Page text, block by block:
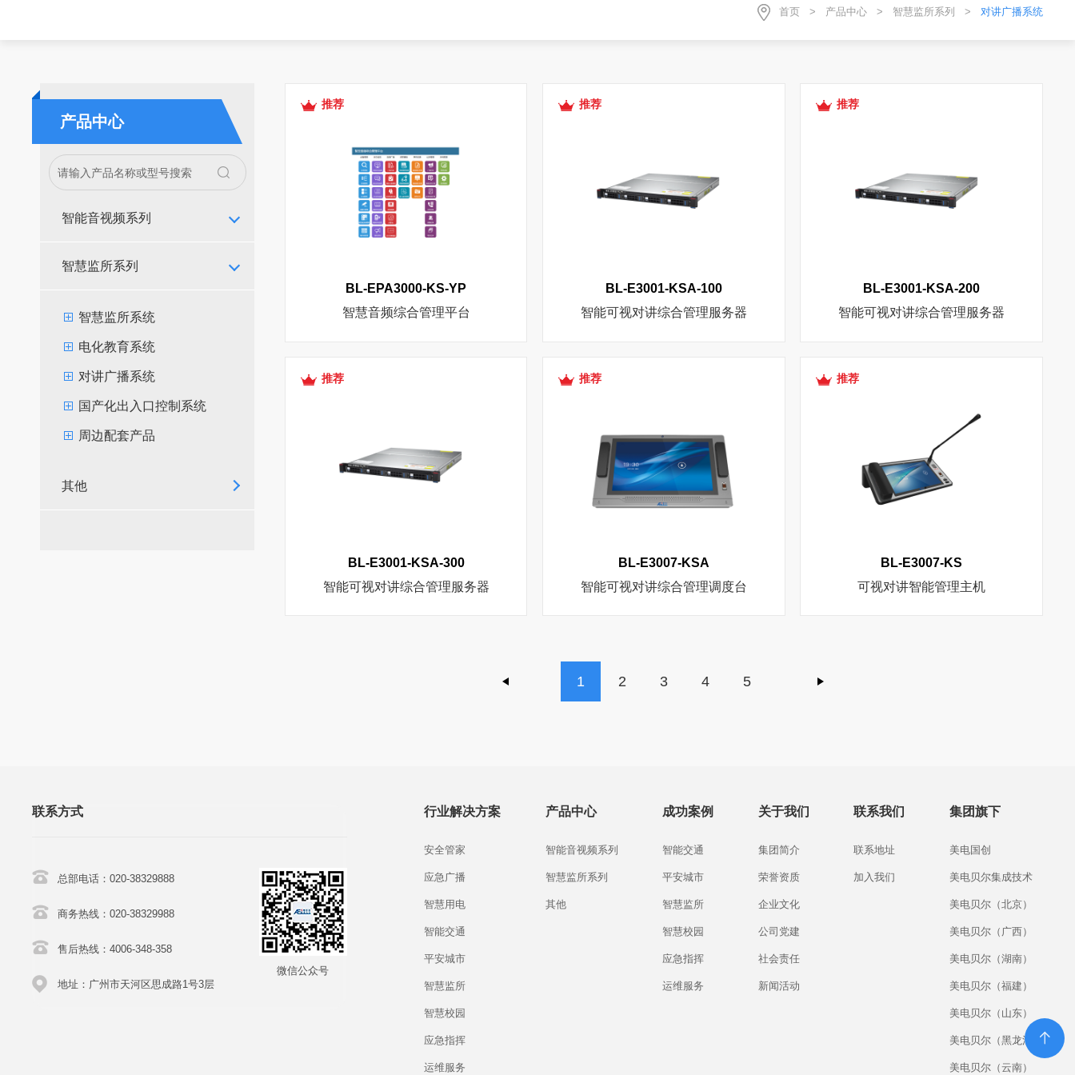
首页 > 产品中心 > 智慧监所系列 > 对讲广播系统
产品中心
智能音视频系列
智慧监所系列
智慧监所系统
电化教育系统
对讲广播系统
国产化出入口控制系统
周边配套产品
其他
推荐
BL-EPA3000-KS-YP
智慧音频综合管理平台
推荐
BL-E3001-KSA-100
智能可视对讲综合管理服务器
推荐
BL-E3001-KSA-200
智能可视对讲综合管理服务器
推荐
BL-E3001-KSA-300
智能可视对讲综合管理服务器
推荐
BL-E3007-KSA
智能可视对讲综合管理调度台
推荐
BL-E3007-KS
可视对讲智能管理主机
1 2 3 4 5
联系方式
总部电话：020-38329888
商务热线：020-38329988
售后热线：4006-348-358
地址：广州市天河区思成路1号3层
微信公众号
行业解决方案
安全管家
应急广播
智慧用电
智能交通
平安城市
智慧监所
智慧校园
应急指挥
运维服务
产品中心
智能音视频系列
智慧监所系列
其他
成功案例
智能交通
平安城市
智慧监所
智慧校园
应急指挥
运维服务
关于我们
集团简介
荣誉资质
企业文化
公司党建
社会责任
新闻活动
联系我们
联系地址
加入我们
集团旗下
美电国创
美电贝尔集成技术
美电贝尔（北京）
美电贝尔（广西）
美电贝尔（湖南）
美电贝尔（福建）
美电贝尔（山东）
美电贝尔（黑龙江）
美电贝尔（云南）